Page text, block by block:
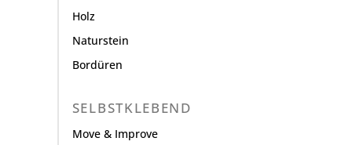
Holz
Naturstein
Bordüren
SELBSTKLEBEND
Move & Improve